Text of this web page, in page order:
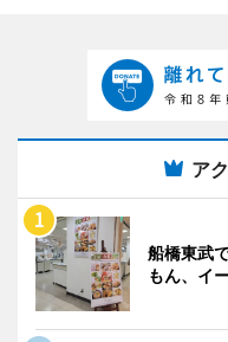
ア
船橋東武
もん、イ